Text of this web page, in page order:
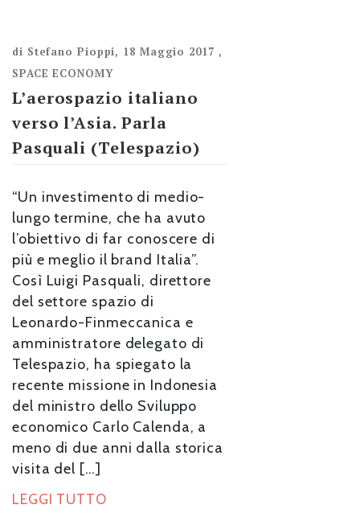
di Stefano Pioppi, 18 Maggio 2017 ,
SPACE ECONOMY
L’aerospazio italiano
verso l’Asia. Parla
Pasquali (Telespazio)
“Un investimento di medio-
lungo termine, che ha avuto
l’obiettivo di far conoscere di
più e meglio il brand Italia”.
Così Luigi Pasquali, direttore
del settore spazio di
Leonardo-Finmeccanica e
amministratore delegato di
Telespazio, ha spiegato la
recente missione in Indonesia
del ministro dello Sviluppo
economico Carlo Calenda, a
meno di due anni dalla storica
visita del […]
LEGGI TUTTO